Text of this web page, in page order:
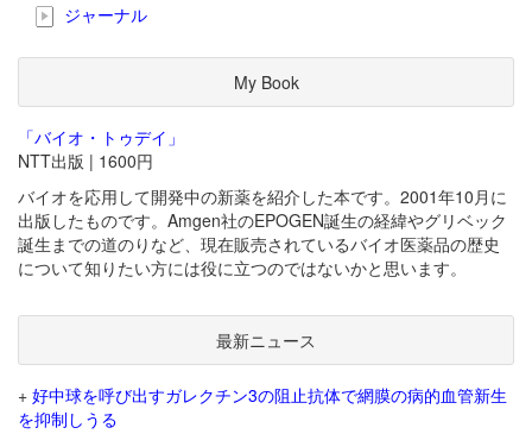
ジャーナル
My Book
「バイオ・トゥデイ」
NTT出版 | 1600円
バイオを応用して開発中の新薬を紹介した本です。2001年10月に
出版したものです。Amgen社のEPOGEN誕生の経緯やグリベック
誕生までの道のりなど、現在販売されているバイオ医薬品の歴史
について知りたい方には役に立つのではないかと思います。
最新ニュース
+ 好中球を呼び出すガレクチン3の阻止抗体で網膜の病的血管新生
を抑制しうる